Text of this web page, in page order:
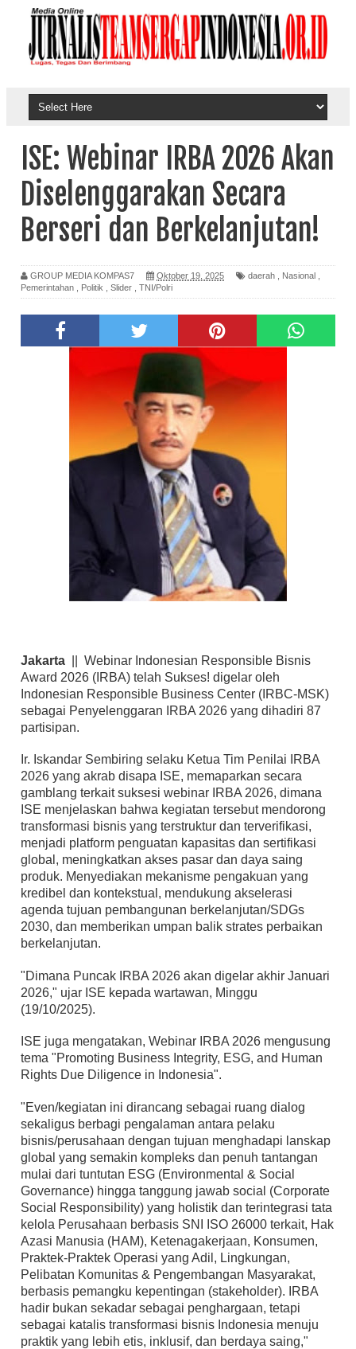
ISE: Webinar IRBA 2026 Akan
Diselenggarakan Secara
Berseri dan Berkelanjutan!
GROUP MEDIA KOMPAS7 Oktober 19, 2025 daerah Nasional
Pemerintahan
Politik Slider TNI/Polri
Jakarta || Webinar Indonesian Responsible Bisnis
Award 2026 (IRBA) telah Sukses! digelar oleh
Indonesian Responsible Business Center (IRBC-MSK)
sebagai Penyelenggaran IRBA 2026 yang dihadiri 87
partisipan.
Ir. Iskandar Sembiring selaku Ketua Tim Penilai IRBA
2026 yang akrab disapa ISE, memaparkan secara
gamblang terkait suksesi webinar IRBA 2026, dimana
ISE menjelaskan bahwa kegiatan tersebut mendorong
transformasi bisnis yang terstruktur dan terverifikasi,
menjadi platform penguatan kapasitas dan sertifikasi
global, meningkatkan akses pasar dan daya saing
produk. Menyediakan mekanisme pengakuan yang
kredibel dan kontekstual, mendukung akselerasi
agenda tujuan pembangunan berkelanjutan/SDGs
2030, dan memberikan umpan balik strates perbaikan
berkelanjutan.
"Dimana Puncak IRBA 2026 akan digelar akhir Januari
2026," ujar ISE kepada wartawan, Minggu
(19/10/2025).
ISE juga mengatakan, Webinar IRBA 2026 mengusung
tema "Promoting Business Integrity, ESG, and Human
Rights Due Diligence in Indonesia".
"Even/kegiatan ini dirancang sebagai ruang dialog
sekaligus berbagi pengalaman antara pelaku
bisnis/perusahaan dengan tujuan menghadapi lanskap
global yang semakin kompleks dan penuh tantangan
mulai dari tuntutan ESG (Environmental & Social
Governance) hingga tanggung jawab social (Corporate
Social Responsibility) yang holistik dan terintegrasi tata
kelola Perusahaan berbasis SNI ISO 26000 terkait, Hak
Azasi Manusia (HAM), Ketenagakerjaan, Konsumen,
Praktek-Praktek Operasi yang Adil, Lingkungan,
Pelibatan Komunitas & Pengembangan Masyarakat,
berbasis pemangku kepentingan (stakeholder). IRBA
hadir bukan sekadar sebagai penghargaan, tetapi
sebagai katalis transformasi bisnis Indonesia menuju
praktik yang lebih etis, inklusif, dan berdaya saing,"